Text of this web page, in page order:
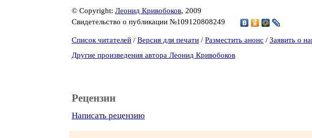
© Copyright: Леонид Кривобоков, 2009
Свидетельство о публикации №109120808249
Список читателей / Версия для печати / Разместить анонс / Заявить о
Другие произведения автора Леонид Кривобоков
Рецензии
Написать рецензию